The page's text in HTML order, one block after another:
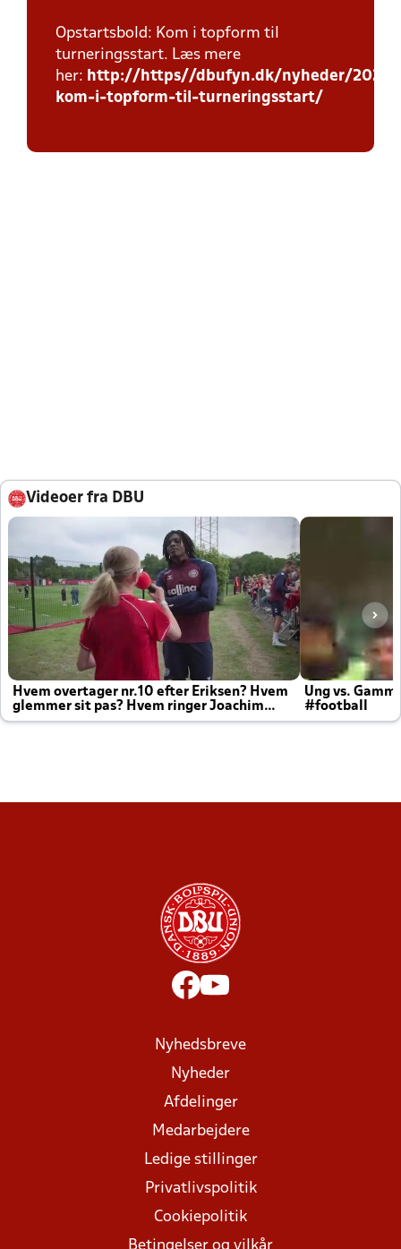
Opstartsbold: Kom i topform til
turneringsstart. Læs mere
her: http://https//dbufyn.dk/nyheder/2026/
kom-i-topform-til-turneringsstart/
Videoer fra DBU
Hvem overtager nr.10 efter Eriksen? Hvem
glemmer sit pas? Hvem ringer Joachim
altid til efter kampe?
Ung vs.
#football
Nyhedsbreve
Nyheder
Afdelinger
Medarbejdere
Ledige stillinger
Privatlivspolitik
Cookiepolitik